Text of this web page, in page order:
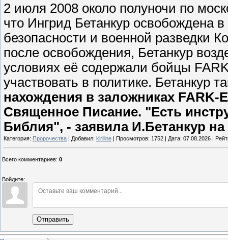
2 июля 2008 около полуночи по
что Ингрид Бетанкур освобождена
безопасности и военной разведки
после освобождения, Бетанкур
условиях её содержали бойцы
участвовать в политике. Бетанкур
нахождения в заложниках FARK-
Священное Писание. "Есть
Библия", - заявила И.Бетанкур
Категория: Пророчества | Добавил: kirillne | Просмотров: 1752 | Дата: 07.08.2026 |
Всего комментариев: 0
Войдите:
Отправить